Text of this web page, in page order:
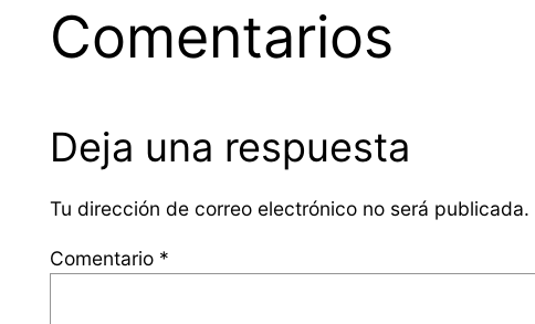
Comentarios
Deja una respuesta
Tu dirección de correo electrónico no será publicada.
Comentario *